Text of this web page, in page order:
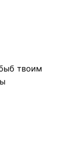
твоим